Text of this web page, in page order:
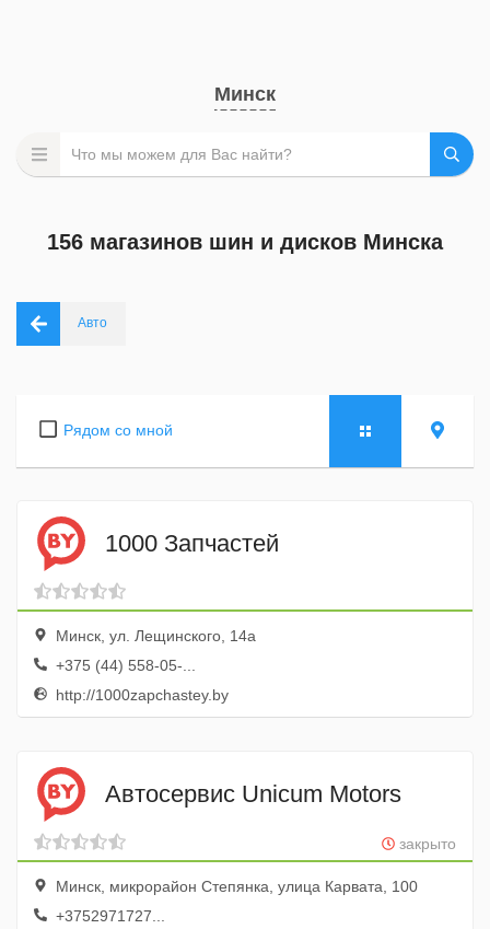
Минск
156 магазинов шин и дисков Минска
Авто
Рядом со мной
1000 Запчастей
Минск, ул. Лещинского, 14а
+375 (44) 558-05-...
http://1000zapchastey.by
Автосервис Unicum Motors
закрыто
Минск, микрорайон Степянка, улица Карвата, 100
+3752971727...